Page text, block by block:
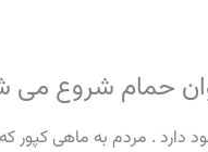
. مردم به ماهی کپور